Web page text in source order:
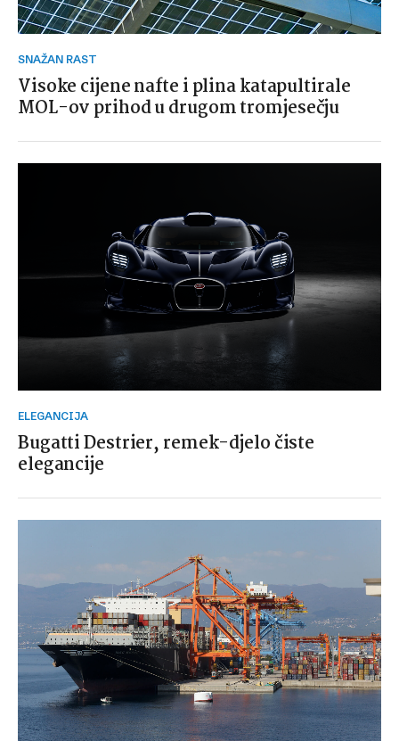
SNAŽAN RAST
Visoke cijene nafte i plina katapultirale
MOL-ov prihod u drugom tromjesečju
ELEGANCIJA
Bugatti Destrier, remek-djelo čiste
elegancije